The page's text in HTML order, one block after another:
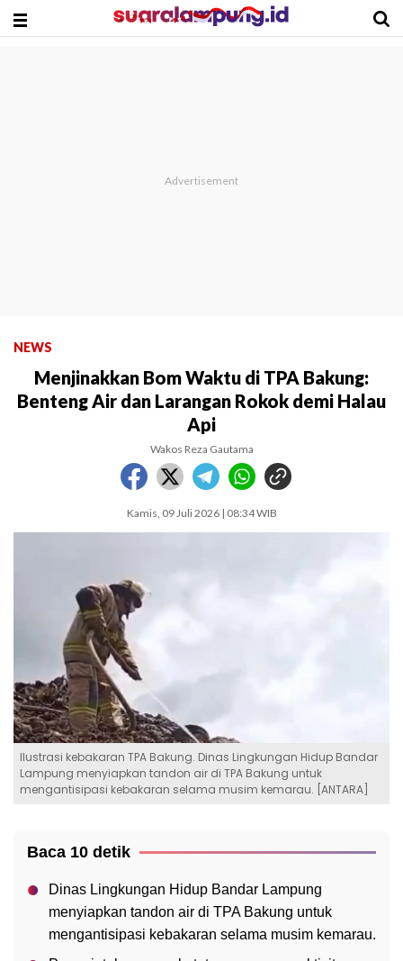
NEWS
Menjinakkan Bom Waktu di TPA Bakung:
Benteng Air dan Larangan Rokok demi Halau
Api
Wakos Reza Gautama
Kamis, 09 Juli 2026 | 08:34 WIB
Ilustrasi kebakaran TPA Bakung. Dinas Lingkungan Hidup Bandar
Lampung menyiapkan tandon air di TPA Bakung untuk
mengantisipasi kebakaran selama musim kemarau. [ANTARA]
Baca 10 detik
Dinas Lingkungan Hidup Bandar Lampung
menyiapkan tandon air di TPA Bakung untuk
mengantisipasi kebakaran selama musim kemarau.